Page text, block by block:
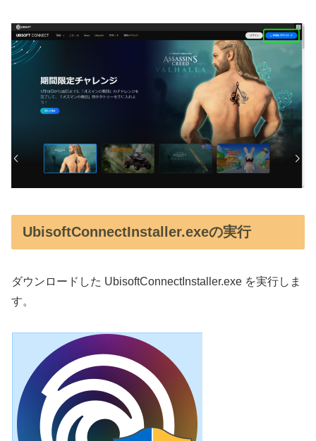
UbisoftConnectInstaller.exeの実行
ダウンロードした UbisoftConnectInstaller.exe を実行しま
す。